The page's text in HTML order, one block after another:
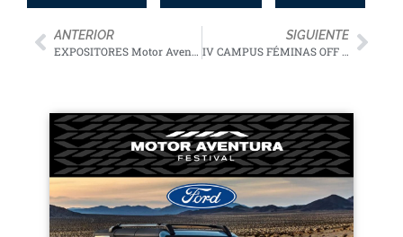
ANTERIOR
EXPOSITORES Motor Aventura 2023 EINSA
SIGUIENTE
IV CAMPUS FÉMINAS OFF ROAD